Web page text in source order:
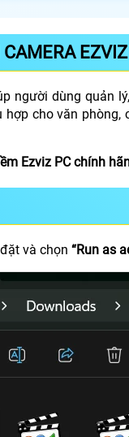
EZVIZ
người dùng quản
cho văn
Ezviz PC chính
và chọn “Run as